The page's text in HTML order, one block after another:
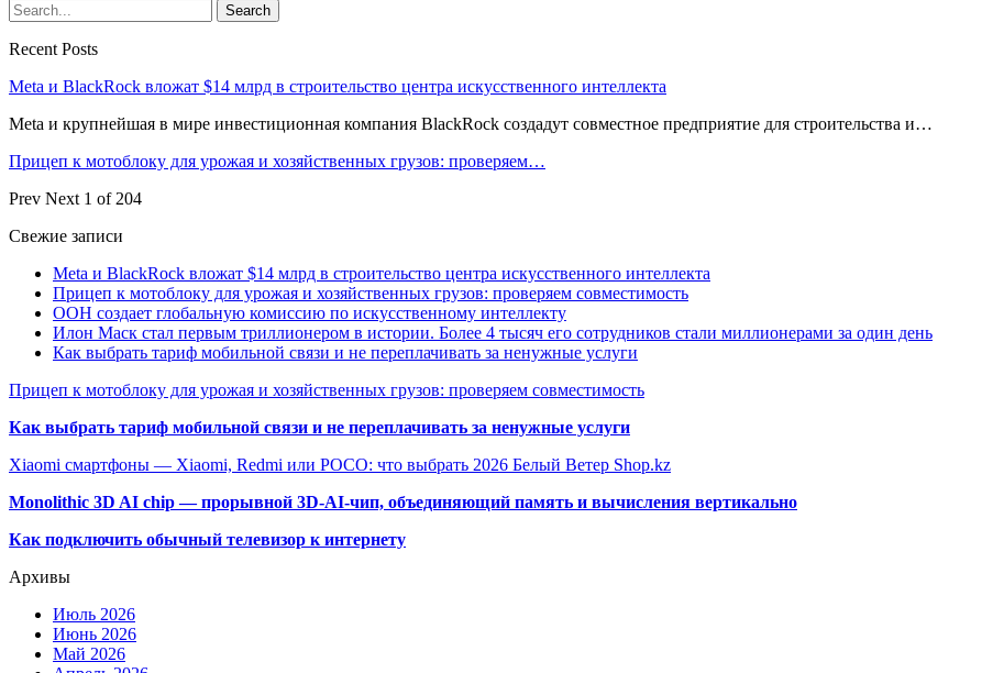
Recent Posts
Meta и BlackRock вложат $14 млрд в строительство центра искусственного интеллекта
Meta и крупнейшая в мире инвестиционная компания BlackRock создадут совместное предприятие для строительства и…
Прицеп к мотоблоку для урожая и хозяйственных грузов: проверяем…
Prev Next 1 of 204
Свежие записи
Meta и BlackRock вложат $14 млрд в строительство центра искусственного интеллекта
Прицеп к мотоблоку для урожая и хозяйственных грузов: проверяем совместимость
ООН создает глобальную комиссию по искусственному интеллекту
Илон Маск стал первым триллионером в истории. Более 4 тысяч его сотрудников стали миллионерами за один день
Как выбрать тариф мобильной связи и не переплачивать за ненужные услуги
Прицеп к мотоблоку для урожая и хозяйственных грузов: проверяем совместимость
Как выбрать тариф мобильной связи и не переплачивать за ненужные услуги
Xiaomi смартфоны — Xiaomi, Redmi или POCO: что выбрать 2026 Белый Ветер Shop.kz
Monolithic 3D AI chip — прорывной 3D-AI-чип, объединяющий память и вычисления вертикально
Как подключить обычный телевизор к интернету
Архивы
Июль 2026
Июнь 2026
Май 2026